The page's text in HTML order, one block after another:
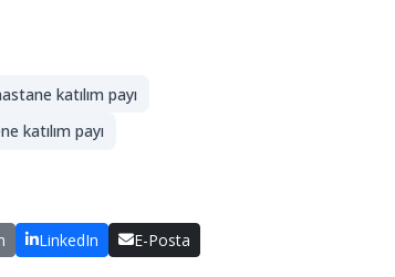
katılım payı
katılım payı
LinkedIn E-Posta